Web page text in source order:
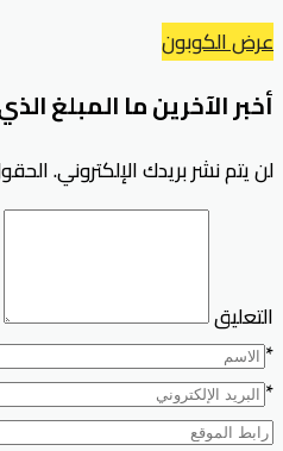
عرض الكوبون
أخبر الآخرين ما المبلغ
لن يتم نشر بريدك الإلكتروني.
التعليق
*
*